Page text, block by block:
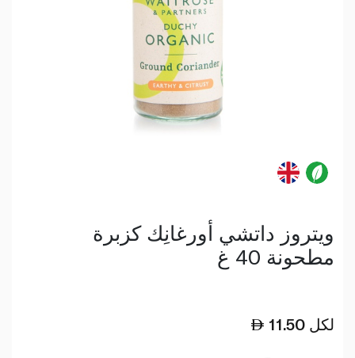
ويتروز داتشي أورغانِك كزبرة
مطحونة 40 غ
11.50 لكل